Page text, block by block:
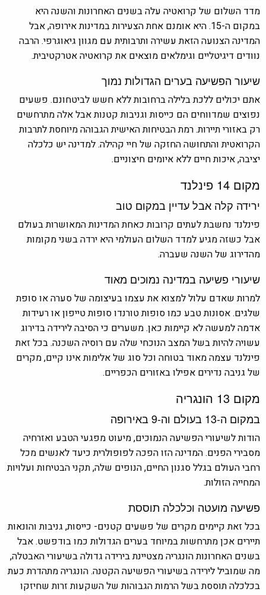
מדד השלום של קרואטיה עלה בשנים האחרונות והשנה היא
במקום ה-15. היא אומנם אחת הצעירות במדינות אירופה, אבל
המדינה הצנועה הזאת עשירה ותרבותית עם מגוון גיאוגרפי. הרבה
נוודים דיגיטליים וגימלאים מוצאים את קרואטיה אטרקטיבית.
שיעור הפשיעה בערים הגדולות נמוך
אתם יכולים ללכת בלילה ברחובות ללא חשש לביטחונם. פשעים
נפוצים שמדווחים הם כייסות וגניבות קטנות אבל אלה מתרחשים
רק באזורי תיירות. רמת הבטיחות האישית הגבוהה מיוחסת לתרבות
הקרואטית והתחושה החזקה של חיי קהילה. למדינה יש כלכלה
יציבה, איכות חיים ללא איומים חיצוניים.
מקום 14 פינלנד
ירידה קלה אבל עדיין במקום טוב
פינלנד נחשבת לעתים קרובות כאחת המדינות המאושרות בעולם
אבל כשזה מגיע למדד השלום העולמי היא ירדה בשני מקומות
מהדירוג של השנה שעברה.
שיעורי פשיעה במדינה נמוכים מאוד
למרות שאדם עלול למצוא את עצמו בעיצומה של סערה או סופת
שלגים. אסונות טבע כמו סופות טורנדו סופות טייפון או רעידות
אדמה למעשה לא קיימות כאן. משערים כי הסיבה לירידה בדירוג
עשויה להיות בשל המצב הנוכחי שלה עם רוסיה השכנה. בכל זאת
פינלנד עצמה מאוד בטוחה וכל סוג של אלימות אינו קיים, מקרים
של גניבה נדירים אפילו באזורים הכפריים.
מקום 13 הונגריה
במקום ה-13 בעולם וה-9 באירופה
הודות לשיעורי הפשיעה הנמוכים, מיעוט מפגעי הטבע ואזרחיה
מסבירי הפנים. המדינה הזו הפכה לפופולרית כיעד לאנשים מכל
רחבי העולם בגלל סגנון החיים, הנופים שלה, תקני הבטיחות ועלויות
המחייה הזולות.
פשיעה מועטה וכלכלה תוססת
בכל זאת קיימים מקרים של פשעים קטנים- כייסות, גניבות והונאות
תיירים אכן מתרחשות במיוחד בערים הגדולות כמו בודפשט. אבל
בשנים האחרונות הונגריה מצטיינת בירידה גדולה בשיעורי האבטלה,
מה שמוביל לירידה בשיעורי הפשיעה הקטנה. הונגריה מתהדרת כעת
בכלכלה תוססת בשל הרמות הגבוהות של השקעות זרות שחיזקו